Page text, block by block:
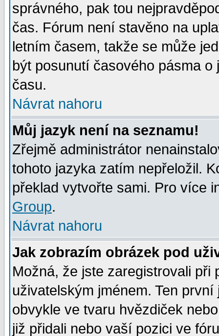
správného, pak tou
čas. Fórum není stavěno na
letním časem, takže se může
být posunutí časového pásma
času.
Návrat nahoru
Můj jazyk není na seznamu!
Zřejmě administrátor
tohoto jazyka zatím nepřeložil.
překlad vytvořte sami. Pro více
Group.
Návrat nahoru
Jak zobrazím obrázek pod
Možná, že jste zaregistrovali
uživatelským jménem. Ten
obvykle ve tvaru hvězdiček
již přidali nebo vaší pozici ve